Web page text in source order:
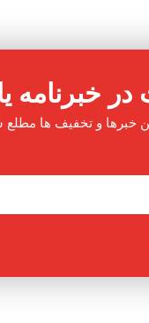
خبرنامه
خبرها و تخفیف ها مطلع